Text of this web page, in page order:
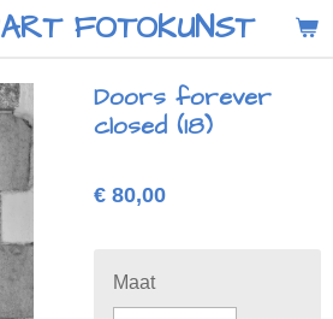
FOTOKUNST
Doors forever
closed (18)
€ 80,00
Maat